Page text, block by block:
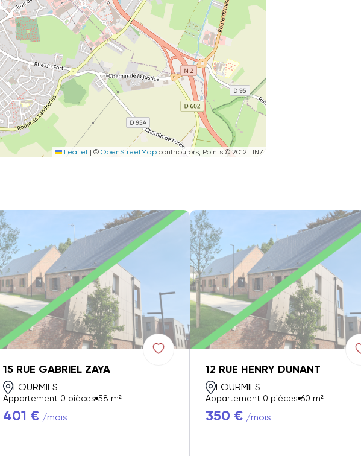
Leaflet | © OpenStreetMap contributors, Points © 2012 LINZ
15 RUE GABRIEL ZAYA
FOURMIES
Appartement 0 pièces 58 m²
401 € /mois
12 RUE HENRY DUNANT
FOURMIES
Appartement 0 pièces 60 m²
350 € /mois